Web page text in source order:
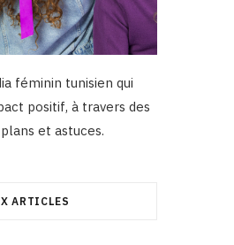
féminin tunisien qui
positif, à travers des
et astuces.
ARTICLES